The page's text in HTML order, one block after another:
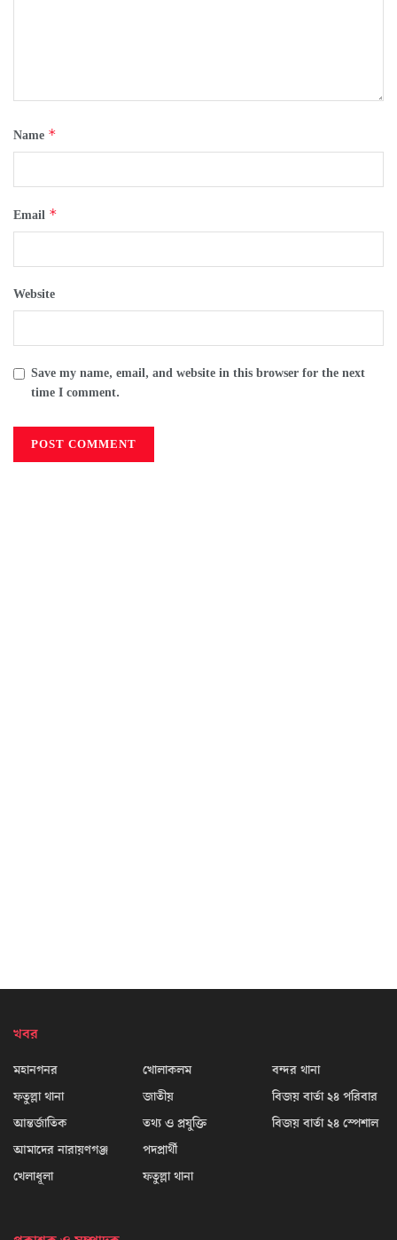
Name *
Email *
Website
Save my name, email, and website in this browser for the next
time I comment.
খবর
মহানগনর
ফতুল্লা থানা
আন্তর্জাতিক
আমাদের নারায়ণগঞ্জ
খেলাধূলা
খোলাকলম
জাতীয়
তথ্য ও প্রযুক্তি
পদপ্রার্থী
ফতুল্লা থানা
বন্দর থানা
বিজয় বার্তা ২৪ পরিবার
বিজয় বার্তা ২৪ স্পেশাল